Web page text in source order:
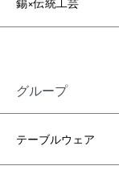
グループ
テーブルウェア